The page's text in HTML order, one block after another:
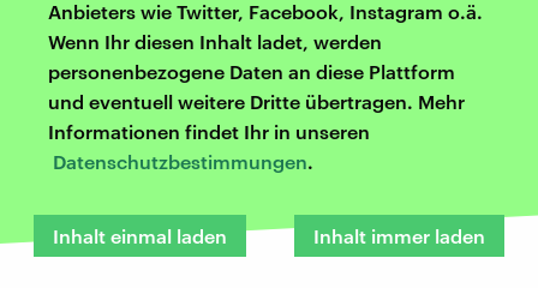
Anbieters wie Twitter, Facebook, Instagram o.ä.
Wenn Ihr diesen Inhalt ladet, werden
personenbezogene Daten an diese Plattform
und eventuell weitere Dritte übertragen. Mehr
Informationen findet Ihr in unseren
Datenschutzbestimmungen.
Inhalt einmal laden Inhalt immer laden